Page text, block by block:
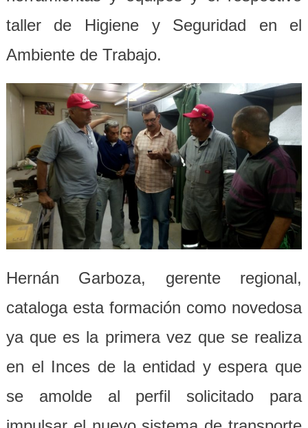
taller de Higiene y Seguridad en el
Ambiente de Trabajo.
Hernán Garboza, gerente regional,
cataloga esta formación como novedosa
ya que es la primera vez que se realiza
en el Inces de la entidad y espera que
se amolde al perfil solicitado para